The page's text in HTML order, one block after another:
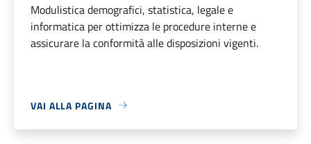
Modulistica demografici, statistica, legale e
informatica per ottimizza le procedure interne e
assicurare la conformità alle disposizioni vigenti.
VAI ALLA PAGINA